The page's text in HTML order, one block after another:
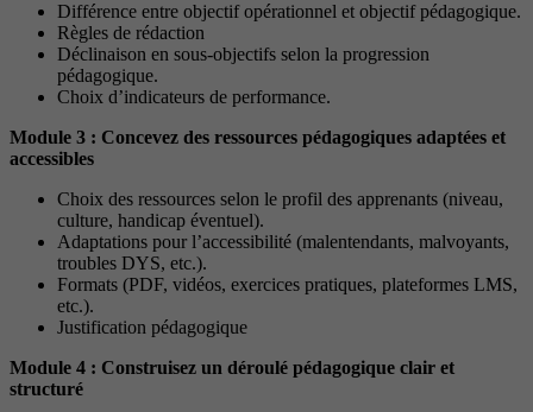
Différence entre objectif opérationnel et objectif pédagogique.
Règles de rédaction
Déclinaison en sous-objectifs selon la progression
pédagogique.
Choix d’indicateurs de performance.
Module 3 : Concevez des ressources pédagogiques adaptées et
accessibles
Choix des ressources selon le profil des apprenants (niveau,
culture, handicap éventuel).
Adaptations pour l’accessibilité (malentendants, malvoyants,
troubles DYS, etc.).
Formats (PDF, vidéos, exercices pratiques, plateformes LMS,
etc.).
Justification pédagogique
Module 4 : Construisez un déroulé pédagogique clair et
structuré